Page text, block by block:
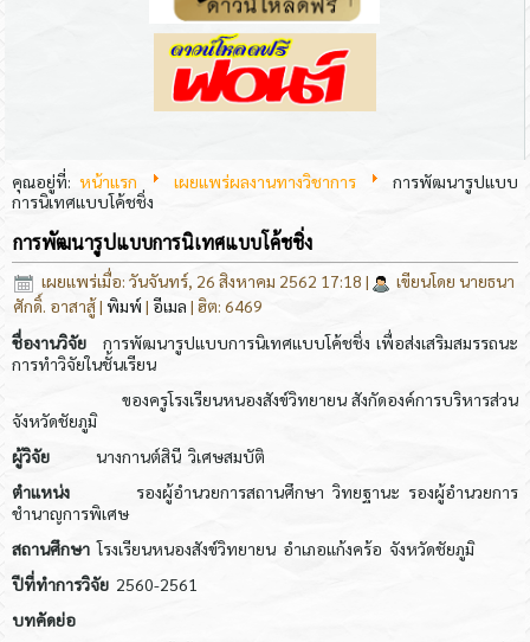
คุณอยู่ที่:หน้าแรก เผยแพร่ผลงานทางวิชาการ
การพัฒนารูปแบบ
การนิเทศแบบโค้ชชิ่ง
การพัฒนารูปแบบการนิเทศแบบโค้ชชิ่ง
เผยแพร่เมื่อ: วันจันทร์, 26 สิงหาคม 2562 17:18 |
เขียนโดย นายธนา
ศักดิ์. อาสาสู้|พิมพ์| อีเมล| ฮิต: 6469
ชื่องานวิจัยการพัฒนารูปแบบการนิเทศแบบโค้ชชิ่ง เพื่อส่งเสริมสมรรถนะ
การทำวิจัยในชั้นเรียน
ของครูโรงเรียนหนองสังข์วิทยายน สังกัดองค์การบริหารส่วน
จังหวัดชัยภูมิ
ผู้วิจัย นางกานต์สินี วิเศษสมบัติ
ตำแหน่ง รองผู้อำนวยการสถานศึกษา วิทยฐานะ รองผู้อำนวยการ
ชำนาญการพิเศษ
สถานศึกษา โรงเรียนหนองสังข์วิทยายน อำเภอแก้งคร้อ จังหวัดชัยภูมิ
ปีที่ทำการวิจัย 2560-2561
บทคัดย่อ